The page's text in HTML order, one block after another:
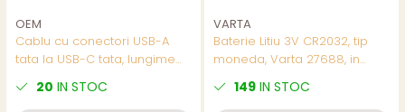
OEM
Cablu cu conectori USB-A
tata la USB-C tata, lungime
transfer date, in blister, negru
20 IN STOC
VARTA
Baterie Litiu 3V CR2032, tip
moneda, Varta 27688, in
149 IN STOC